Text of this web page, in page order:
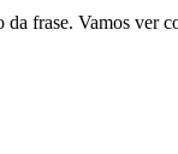
frase. Vamos ver